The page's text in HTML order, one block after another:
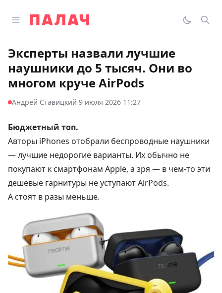
Открыть главное меню
Палач
Эксперты назвали лучшие
наушники до 5 тысяч. Они во
многом круче AirPods
Андрей Ставицкий·9 июля 2026 11:27
Бюджетный топ.
Авторы iPhones отобрали беспроводные наушники
— лучшие недорогие варианты. Их обычно не
покупают к смартфонам Apple, а зря — в чем-то эти
дешевые гарнитуры не уступают AirPods.
А стоят в разы меньше.